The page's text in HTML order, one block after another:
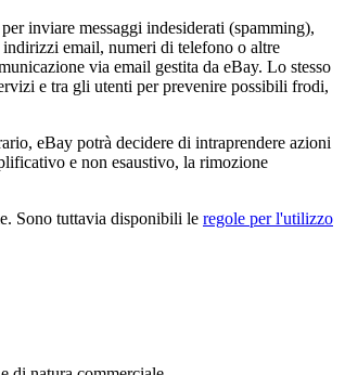
inviare messaggi indesiderati (spamming),
email, numeri di telefono o altre
via email gestita da eBay. Lo stesso
e tra gli utenti per prevenire possibili frodi,
eBay potrà decidere di intraprendere azioni
e non esaustivo, la rimozione
Sono tuttavia disponibili le regole per l'utilizzo